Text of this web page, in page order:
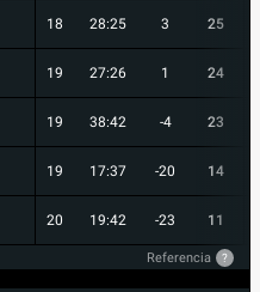
18 28:25 3 25
19 27:26 1 24
19 38:42 -4 23
19 17:37 -20 14
20 19:42 -23 11
Referencia ?